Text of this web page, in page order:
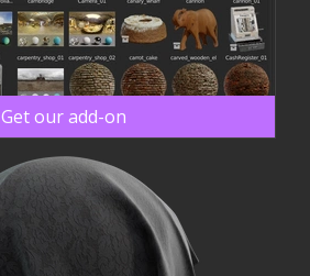
Get our add-on